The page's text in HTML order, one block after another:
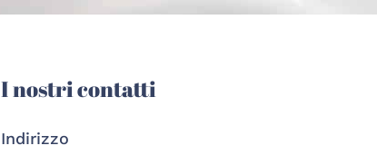
I nostri contatti
Indirizzo